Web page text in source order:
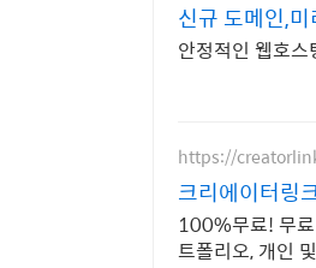
신규 도메인,
안정적인 웹호
https://
크리에이터링
100%무료! 무
트폴리오, 개인